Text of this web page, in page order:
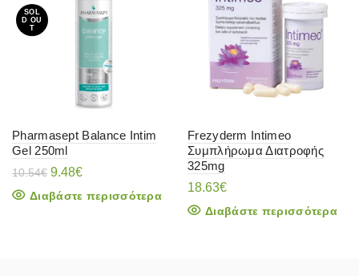
SOL
D OU
T
Pharmasept Balance Intim
Gel 250ml
10.54€ Original
was:
9.48€Η
τιμή
Διαβάστε περισσότερα
Frezyderm Intimeo
Συμπλήρωμα Διατροφής
325mg
18.63€
Διαβάστε περισσότερα